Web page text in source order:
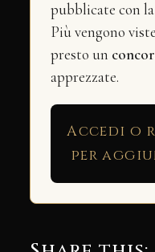
pubblicate con la
Più vengono
presto un
apprezzate.
Accedi o
per